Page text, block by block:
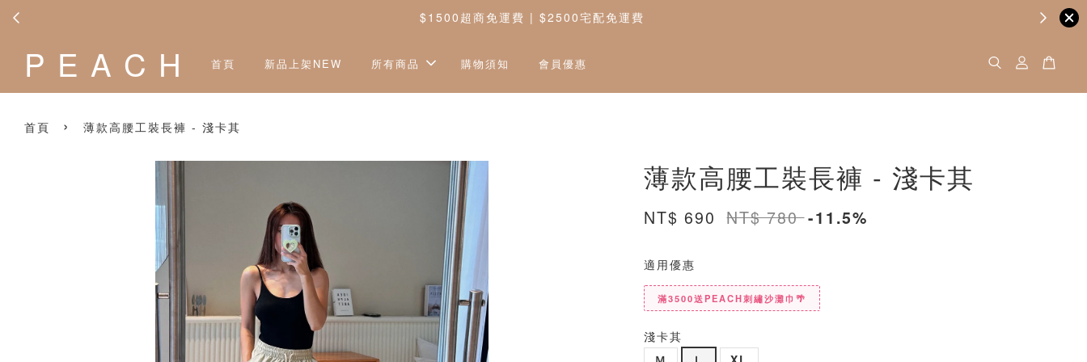
$1500超商免運費 | $2500宅配免運費
P E A C H 首頁 新品上架NEW 所有商品 購物須知 會員優惠
首頁 › 薄款高腰工裝長褲 - 淺卡其
薄款高腰工裝長褲 - 淺卡其
NT$ 690 NT$ 780-11.5%
適用優惠
滿3500送PEACH刺繡沙灘巾🌴
淺卡其